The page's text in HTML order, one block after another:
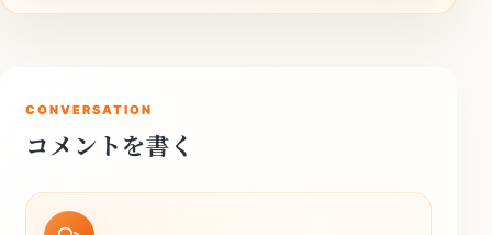
CONVERSATION
コメントを書く